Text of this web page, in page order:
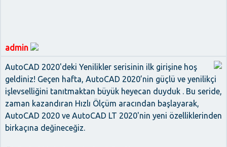
admin
AutoCAD 2020'deki Yenilikler serisinin ilk girişine hoş
geldiniz! Geçen hafta, AutoCAD 2020’nin güçlü ve yenilikçi
işlevselliğini tanıtmaktan büyük heyecan duyduk . Bu seride,
zaman kazandıran Hızlı Ölçüm aracından başlayarak,
AutoCAD 2020 ve AutoCAD LT 2020'nin yeni özelliklerinden
birkaçına değineceğiz.